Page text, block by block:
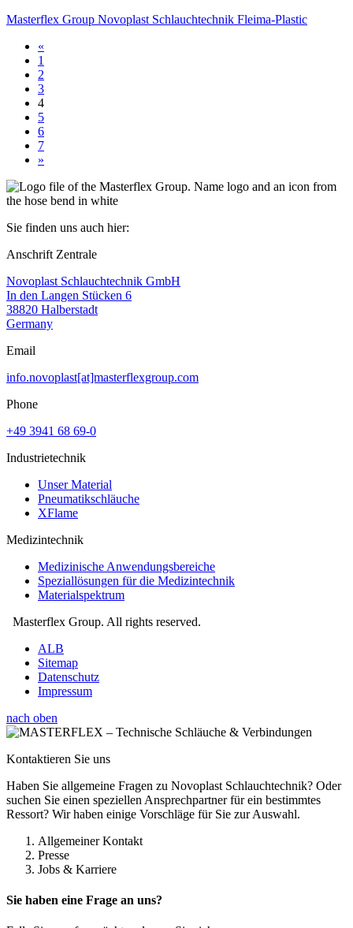
Masterflex Group Novoplast Schlauchtechnik Fleima-Plastic
«
1
2
3
4
5
6
7
»
Sie finden uns auch hier:
Anschrift Zentrale
Novoplast Schlauchtechnik GmbH
In den Langen Stücken 6
38820 Halberstadt
Germany
Email
info.novoplast[at]masterflexgroup.com
Phone
+49 3941 68 69-0
Industrietechnik
Unser Material
Pneumatikschläuche
XFlame
Medizintechnik
Medizinische Anwendungsbereiche
Speziallösungen für die Medizintechnik
Materialspektrum
Masterflex Group. All rights reserved.
ALB
Sitemap
Datenschutz
Impressum
nach oben
Kontaktieren Sie uns
Haben Sie allgemeine Fragen zu Novoplast Schlauchtechnik? Oder
suchen Sie einen speziellen Ansprechpartner für ein bestimmtes
Ressort? Wir haben einige Vorschläge für Sie zur Auswahl.
Allgemeiner Kontakt
Presse
Jobs & Karriere
Sie haben eine Frage an uns?